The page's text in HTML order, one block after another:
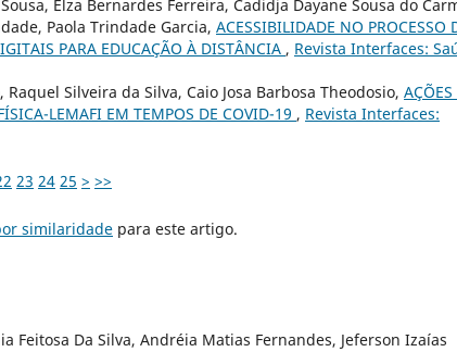
Elza Bernardes Ferreira, Cadidja Dayane Sousa do
Paola Trindade Garcia, ACESSIBILIDADE NO PROCESSO
PARA EDUCAÇÃO À DISTÂNCIA , Revista Interfaces:
Silveira da Silva, Caio Josa Barbosa Theodosio,
LEMAFI EM TEMPOS DE COVID-19 , Revista Interfaces:
23 24 25 > >>
similaridade para este artigo.
Feitosa Da Silva, Andréia Matias Fernandes, Jeferson Izaías